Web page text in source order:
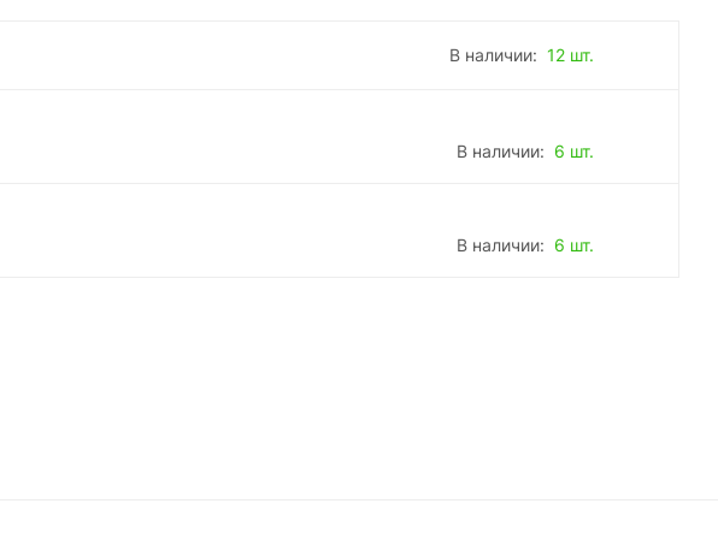
В наличии: 12 шт.
В наличии: 6 шт.
В наличии: 6 шт.